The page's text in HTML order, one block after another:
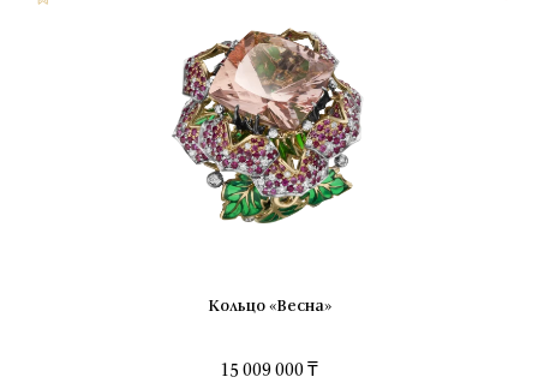
Кольцо «Весна»
15 009 000 ₸